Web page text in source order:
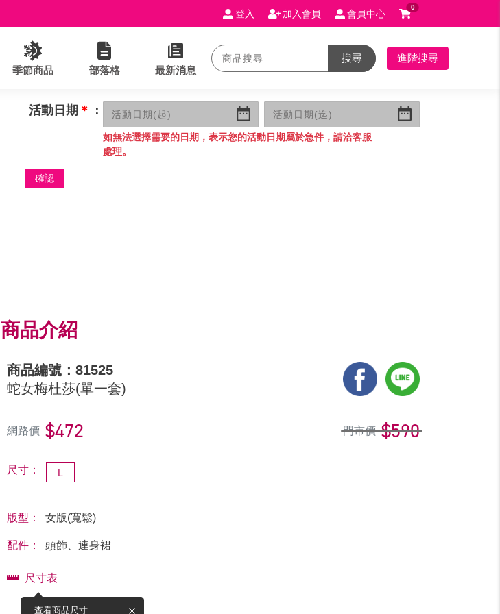
登入 加入會員 會員中心
0
季節商品 部落格 最新消息
搜尋 進階搜尋
活動日期 ＊ ：
如無法選擇需要的日期，表示您的活動日期屬於急件，請洽客服
處理。
確認
商品介紹
商品編號：81525
蛇女梅杜莎(單一套)
網路價 $472 門市價 $590
尺寸： L
版型： 女版(寬鬆)
配件： 頭飾、連身裙
尺寸表
查看商品尺寸